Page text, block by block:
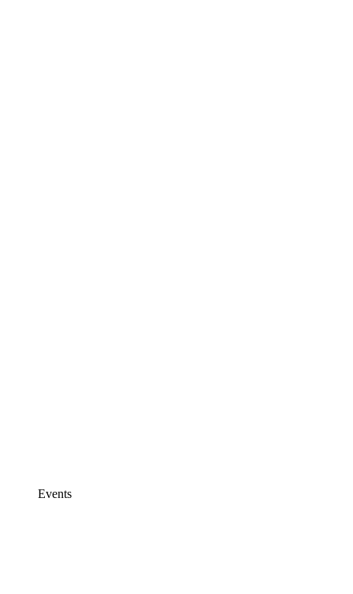
Events